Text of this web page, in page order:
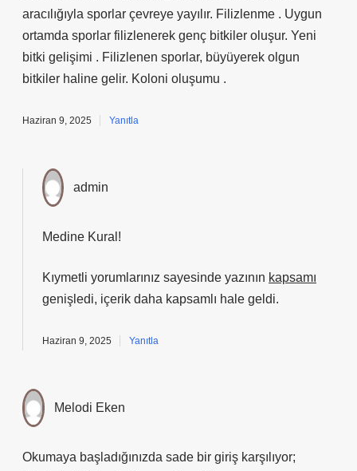
aracılığıyla sporlar çevreye yayılır. Filizlenme . Uygun
ortamda sporlar filizlenerek genç bitkiler oluşur. Yeni
bitki gelişimi . Filizlenen sporlar, büyüyerek olgun
bitkiler haline gelir. Koloni oluşumu .
Haziran 9, 2025 Yanıtla
Medine Kural!
Kıymetli yorumlarınız sayesinde yazının kapsamı
genişledi, içerik daha kapsamlı hale geldi.
Haziran 9, 2025 Yanıtla
Okumaya başladığınızda sade bir giriş karşılıyor;